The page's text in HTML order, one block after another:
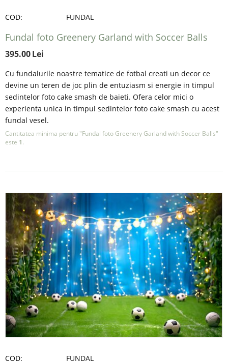
COD: FUNDAL
Fundal foto Greenery Garland with Soccer Balls
395.00Lei
Cu fundalurile noastre tematice de fotbal creati un decor ce
devine un teren de joc plin de entuziasm si energie in timpul
sedintelor foto cake smash de baieti. Ofera celor mici o
experienta unica in timpul sedintelor foto cake smash cu acest
fundal vesel.
Cantitatea minima pentru "Fundal foto Greenery Garland with Soccer Balls"
este 1.
COD: FUNDAL